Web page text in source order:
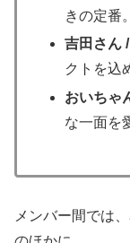
きの定番。
吉田さん
クトを込
おいちゃ
な一面を
メンバー間では